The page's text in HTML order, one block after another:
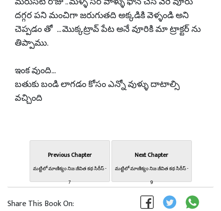
దగ్గర పని మంచిగా జరుగుతది అక్కడికి వెళ్ళండి అని
చెప్పడం తో ... మొక్కట్రావ్ పేట అనే వూరికి మా ట్రాక్టర్ ను
తిప్పాము.
ఇంక వుంది...
బతుకు బండి లాగడం కోసం ఎన్నో వుళ్ళు దాటాల్సి
వచ్చింది
Previous Chapter
మట్టిలో మాణిక్యం నిజ జీవిత కథ సిరీస్ -
7
Next Chapter
మట్టిలో మాణిక్యం నిజ జీవిత కథ సిరీస్ -
9
Share This Book On: